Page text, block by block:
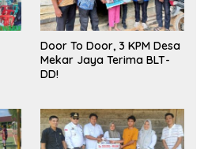
Door To Door, 3 KPM Desa
Mekar Jaya Terima BLT-
DD!